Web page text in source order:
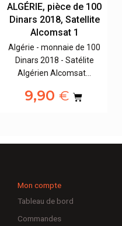
ALGÉRIE, pièce de 100
Dinars 2018, Satellite
Alcomsat 1
Algérie - monnaie de 100
Dinars 2018 - Satélite
Algérien Alcomsat…
9,90€
Mon compte
Tableau de bord
Commandes